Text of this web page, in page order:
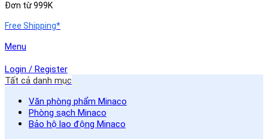
Đơn từ 999K
Free Shipping*
Menu
Login / Register
Tất cả danh mục
Văn phòng phẩm Minaco
Phòng sạch Minaco
Bảo hộ lao động Minaco